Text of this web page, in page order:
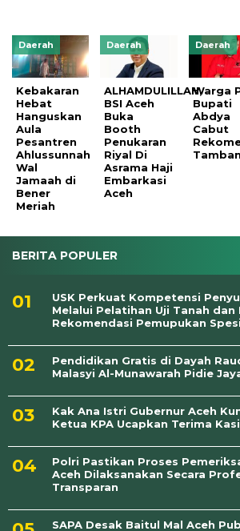
Daerah
Kebakaran
Hebat
Hanguskan
Aula
Pesantren
Ahlussunnah
Wal
Jamaah di
Bener
Meriah
Daerah
ALHAMDULILLAH,
BSI Aceh
Buka
Booth
Penukaran
Riyal Di
Asrama Haji
Embarkasi
Aceh
Daerah
Warga
Bupati
Abdya
Cabut
BERITA POPULER
USK Perkuat Kompetensi
Melalui Pelatihan Uji Tanah dan
Rekomendasi Pemupukan
Pendidikan Gratis di Dayah
Malasyi Al-Munawarah Pidie
Kak Ana Istri Gubernur Aceh
Ketua KPA Ucapkan Terima
Polri Pastikan Proses
Aceh Dilaksanakan Secara
Transparan
SAPA Desak Baitul Mal Aceh